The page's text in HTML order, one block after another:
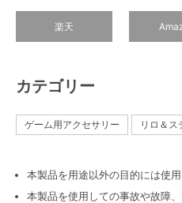
楽天
カテゴリー
ゲーム用アクセサリー リロ＆ス
本製品を用途以外の目的には使用
本製品を使用しての事故や故障